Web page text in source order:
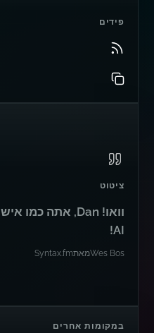
פידים
ציטוט
וואו! Dan, אתה כמו איש
AI!
Wes BosמאתSyntax.fm
במקומות אחרים